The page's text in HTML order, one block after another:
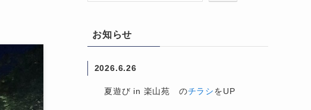
お知らせ
2026.6.26
夏遊び in 楽山苑 のチラシをUP